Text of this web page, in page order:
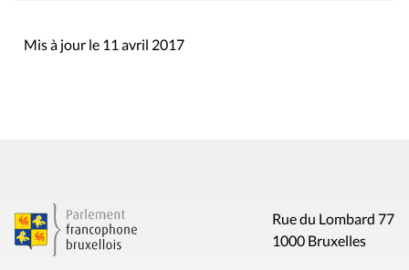
Mis à jour le 11 avril 2017
Rue du Lombard 77
1000 Bruxelles